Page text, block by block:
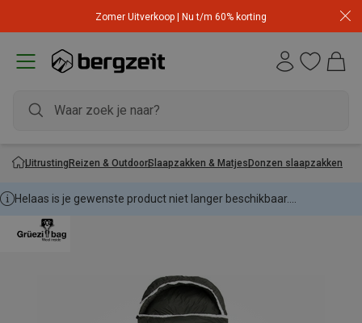
Zomer Uitverkoop | Nu t/m 60% korting
UitrustingReizen & OutdoorSlaapzakken & MatjesDonzen slaapzakken
Helaas is je gewenste product niet langer beschikbaar....